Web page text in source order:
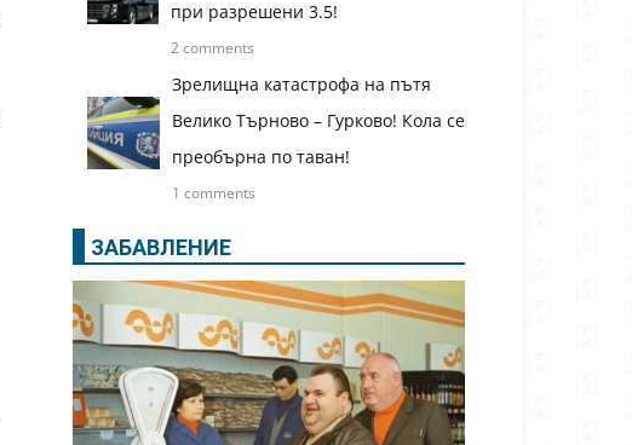
при разрешени 3.5!
2 comments
Зрелищна катастрофа на пътя
Велико Търново – Гурково! Кола се
преобърна по таван!
1 comments
ЗАБАВЛЕНИЕ